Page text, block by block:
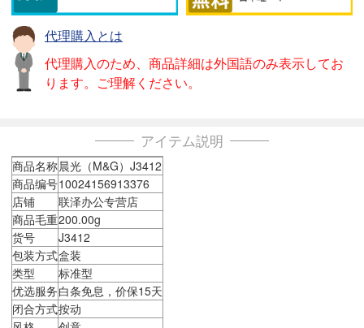
代理購入とは
代理購入のため、商品詳細は外国語のみ表示してお
ります。ご理解ください。
アイテム説明
商品名称晨光（M&G）J3412
商品编号10024156913376
店铺
联泽办公专营店
商品毛重200.00g
货号
J3412
包装方式盒装
类型
标准型
优选服务白条免息，价保15天
闭合方式按动